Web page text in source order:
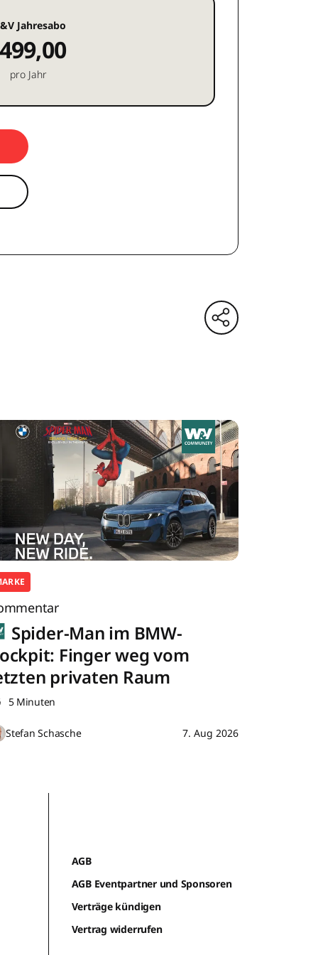
Jahresabo
499,00
pro Jahr
Spider-Man im BMW-
Finger weg vom
privaten Raum
5 Minuten
Stefan Schasche 7. Aug 2026
AGB
AGB Eventpartner und Sponsoren
Verträge kündigen
Vertrag widerrufen